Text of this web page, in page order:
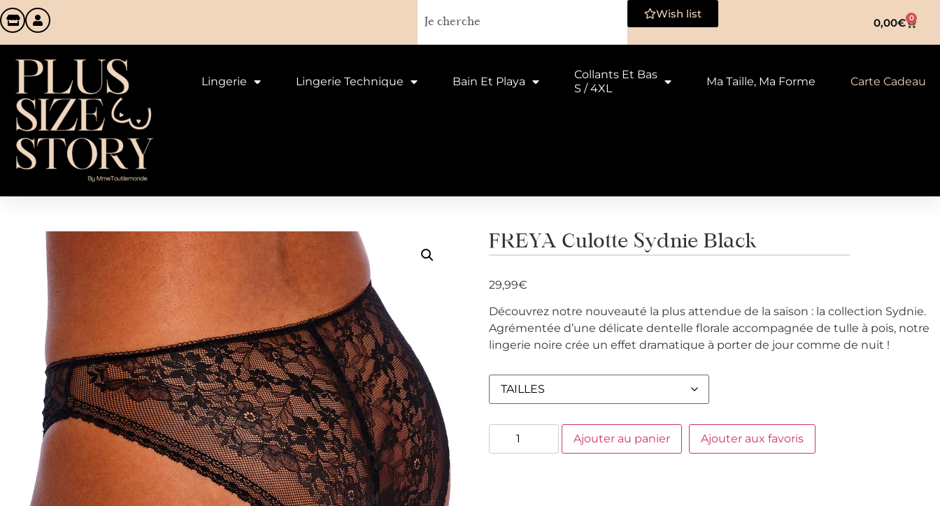
Wish list
0,00€ 0
Lingerie Lingerie Technique Bain Et Playa
Collants Et Bas
S / 4XL
Ma Taille, Ma Forme Carte Cadeau
FREYA Culotte Sydnie Black
29,99€
Découvrez notre nouveauté la plus attendue de la saison : la collection Sydnie.
Agrémentée d’une délicate dentelle florale accompagnée de tulle à pois, notre
lingerie noire crée un effet dramatique à porter de jour comme de nuit !
Ajouter au panier Ajouter aux favoris